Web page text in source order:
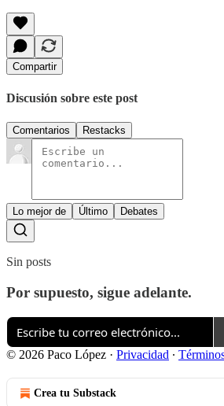
Compartir
Discusión sobre este post
Comentarios Restacks
Lo mejor de Último Debates
Sin posts
Por supuesto, sigue adelante.
© 2026 Paco López · Privacidad ∙
Crea tu Substack